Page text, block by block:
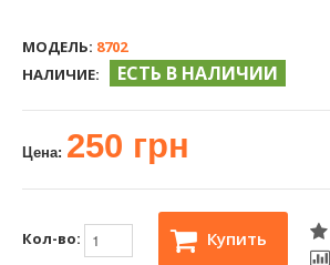
МОДЕЛЬ: 8702
НАЛИЧИЕ:
ЕСТЬ В НАЛИЧИИ
Цена: 250 грн
Кол-во: Купить